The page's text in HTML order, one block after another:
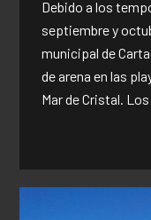
Debido a los
septiembre y
municipal de
de arena en las
Mar de Cristal.